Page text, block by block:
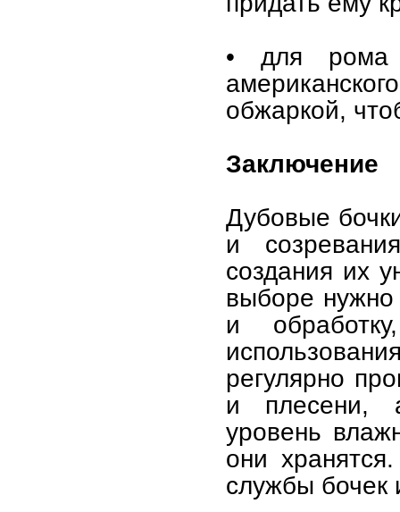
• для рома
обжаркой,
Заключение
Дубовые
и
создания их
выборе
и
регулярно
и плесени,
уровень
они
службы бочек